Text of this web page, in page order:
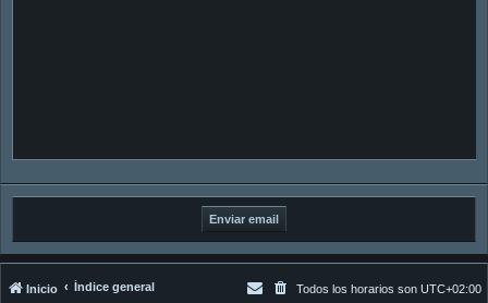
Inicio Índice general Todos los horarios son UTC+02:00